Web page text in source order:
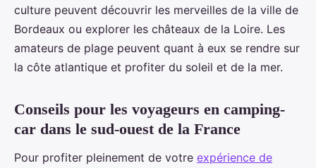
culture peuvent découvrir les merveilles de la ville de
Bordeaux ou explorer les châteaux de la Loire. Les
amateurs de plage peuvent quant à eux se rendre sur
la côte atlantique et profiter du soleil et de la mer.
Conseils pour les voyageurs en camping-
car dans le sud-ouest de la France
Pour profiter pleinement de votre expérience de